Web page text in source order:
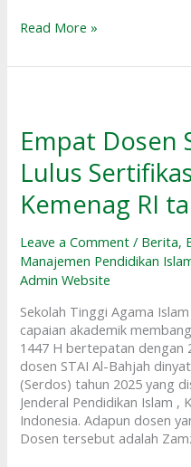
Read More »
Empat Dosen
Lulus
Kemenag RI
Leave a Comment / Berita,
Manajemen Pendidikan
Admin Website
Sekolah Tinggi Agama
capaian akademik
1447 H bertepatan dengan
dosen STAI Al-Bahjah
(Serdos) tahun 2025 yang
Jenderal Pendidikan Islam ,
Indonesia. Adapun dosen
Dosen tersebut adalah
STAI
Al-
Bahjah
Lulus
Sertifikasi
Kemenag
RI
tahun